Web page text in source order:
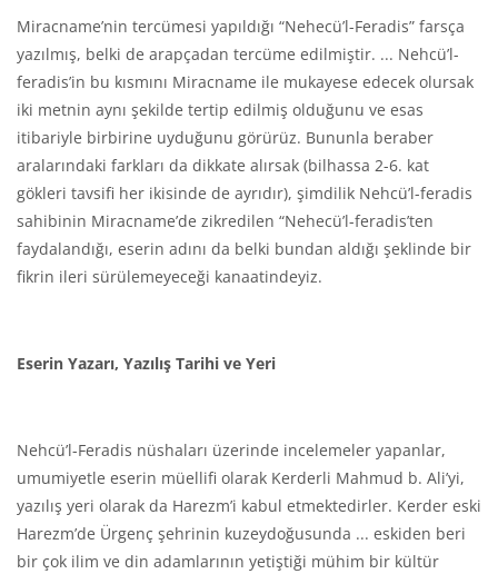
Miracname’nin tercümesi yapıldığı “Nehecü’l-Feradis” farsça
yazılmış, belki de arapçadan tercüme edilmiştir. ... Nehcü’l-
feradis’in bu kısmını Miracname ile mukayese edecek olursak
iki metnin aynı şekilde tertip edilmiş olduğunu ve esas
itibariyle birbirine uyduğunu görürüz. Bununla beraber
aralarındaki farkları da dikkate alırsak (bilhassa 2-6. kat
gökleri tavsifi her ikisinde de ayrıdır), şimdilik Nehcü’l-feradis
sahibinin Miracname’de zikredilen “Nehecü’l-feradis’ten
faydalandığı, eserin adını da belki bundan aldığı şeklinde bir
fikrin ileri sürülemeyeceği kanaatindeyiz.
Eserin Yazarı, Yazılış Tarihi ve Yeri
Nehcü’l-Feradis nüshaları üzerinde incelemeler yapanlar,
umumiyetle eserin müellifi olarak Kerderli Mahmud b. Ali’yi,
yazılış yeri olarak da Harezm’i kabul etmektedirler. Kerder eski
Harezm’de Ürgenç şehrinin kuzeydoğusunda ... eskiden beri
bir çok ilim ve din adamlarının yetiştiği mühim bir kültür